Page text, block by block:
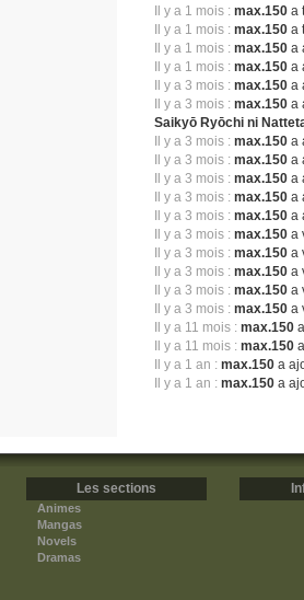
Il y a 1 mois : max.150 a
Il y a 1 mois : max.150 a
Il y a 1 mois : max.150 a
Il y a 1 mois : max.150 a
Il y a 3 mois : max.150 a
Il y a 3 mois : max.150 a
Saikyō Ryōchi ni
Il y a 3 mois : max.150 a
Il y a 3 mois : max.150 a
Il y a 3 mois : max.150 a
Il y a 3 mois : max.150 a
Il y a 3 mois : max.150 a
Il y a 3 mois : max.150 a
Il y a 3 mois : max.150 a
Il y a 3 mois : max.150 a
Il y a 3 mois : max.150 a
Il y a 3 mois : max.150 a
Il y a 11 mois : max.150
Il y a 11 mois : max.150
Il y a 1 an : max.150 a
Il y a 1 an : max.150 a
Les sections
Animes
Mangas
Novels
Dramas